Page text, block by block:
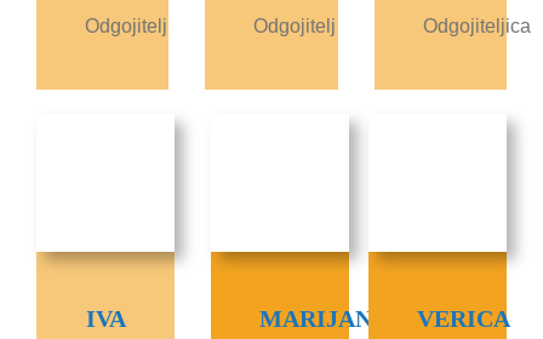
Odgojitelj Odgojitelj Odgojiteljica
IVA
MARIJANA
VERICA